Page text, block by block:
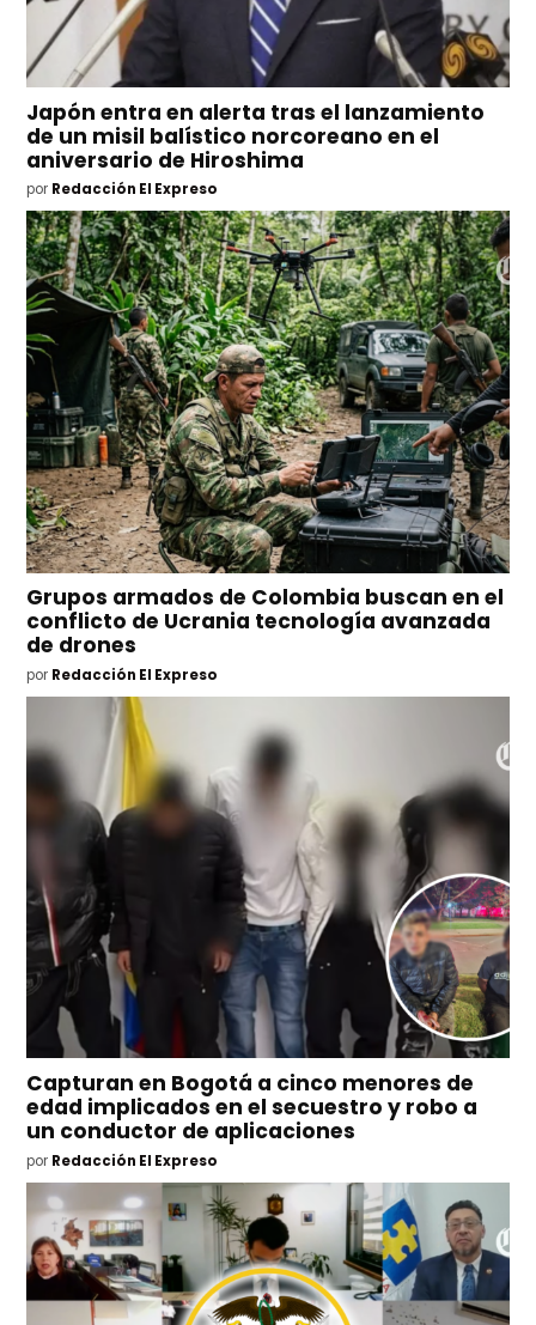
Japón entra en alerta tras el lanzamiento
de un misil balístico norcoreano en el
aniversario de Hiroshima
por Redacción El Expreso
Grupos armados de Colombia buscan en el
conflicto de Ucrania tecnología avanzada
de drones
por Redacción El Expreso
Capturan en Bogotá a cinco menores de
edad implicados en el secuestro y robo a
un conductor de aplicaciones
por Redacción El Expreso